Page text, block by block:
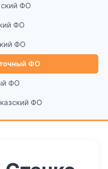
ФО
ФО
ФО
ФО
ФО
ФО